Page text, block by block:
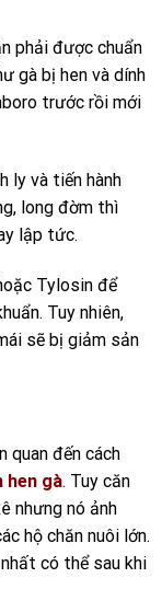
phải được chuẩn
gà bị hen và dính
trước rồi mới
ly và tiến hành
long đờm thì
lập tức.
Tylosin để
Tuy nhiên,
sẽ bị giảm sản
quan đến cách
hen gà. Tuy căn
nhưng nó ảnh
hộ chăn nuôi lớn.
có thể sau khi